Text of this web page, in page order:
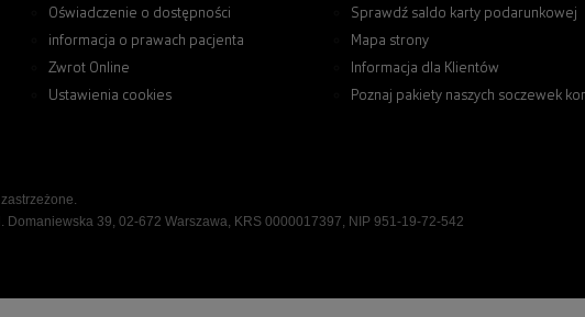
Oświadczenie o dostępności
informacja o prawach pacjenta
Zwrot Online
Ustawienia cookies
Sprawdź saldo karty podarunkowej
Mapa strony
Informacja dla Klientów
Poznaj pakiety naszych soczewek
Domaniewska 39, 02-672 Warszawa, KRS 0000017397, NIP 951-19-72-542